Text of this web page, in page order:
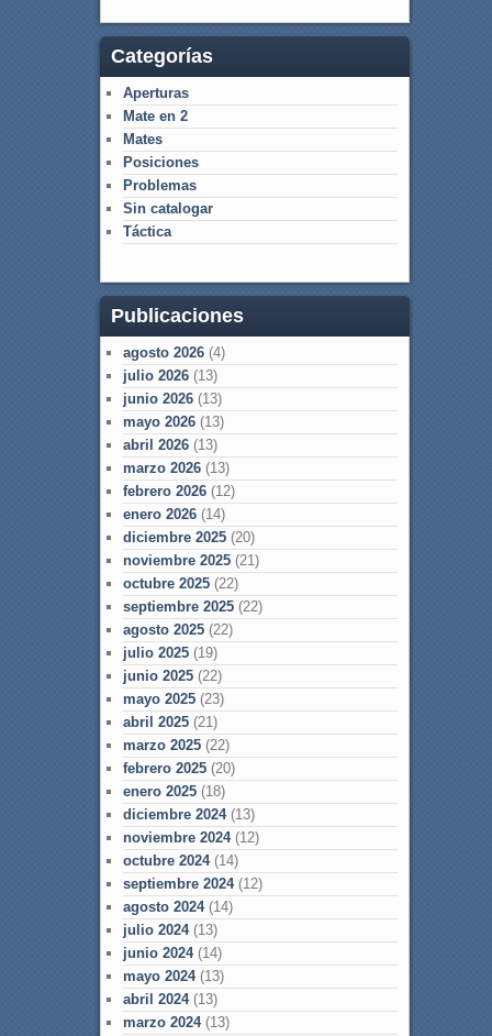
Categorías
Aperturas
Mate en 2
Mates
Posiciones
Problemas
Sin catalogar
Táctica
Publicaciones
agosto 2026(4)
julio 2026(13)
junio 2026(13)
mayo 2026(13)
abril 2026(13)
marzo 2026(13)
febrero 2026(12)
enero 2026(14)
diciembre 2025(20)
noviembre 2025(21)
octubre 2025(22)
septiembre 2025(22)
agosto 2025(22)
julio 2025(19)
junio 2025(22)
mayo 2025(23)
abril 2025(21)
marzo 2025(22)
febrero 2025(20)
enero 2025(18)
diciembre 2024(13)
noviembre 2024(12)
octubre 2024(14)
septiembre 2024(12)
agosto 2024(14)
julio 2024(13)
junio 2024(14)
mayo 2024(13)
abril 2024(13)
marzo 2024(13)